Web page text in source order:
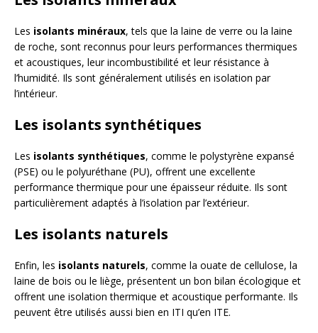
Les isolants minéraux, tels que la laine de verre ou la laine
de roche, sont reconnus pour leurs performances thermiques
et acoustiques, leur incombustibilité et leur résistance à
l’humidité. Ils sont généralement utilisés en isolation par
l’intérieur.
Les isolants synthétiques
Les isolants synthétiques, comme le polystyrène expansé
(PSE) ou le polyuréthane (PU), offrent une excellente
performance thermique pour une épaisseur réduite. Ils sont
particulièrement adaptés à l’isolation par l’extérieur.
Les isolants naturels
Enfin, les isolants naturels, comme la ouate de cellulose, la
laine de bois ou le liège, présentent un bon bilan écologique et
offrent une isolation thermique et acoustique performante. Ils
peuvent être utilisés aussi bien en ITI qu’en ITE.